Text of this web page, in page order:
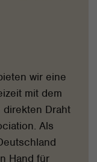
wir eine
mit dem
Draht
Als
Hand für